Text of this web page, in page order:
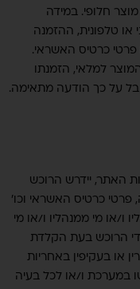
חלופי. במידה
טלפונית, ההזמנה
פרטי כרטיס האשראי.
למלאי, הזמנתו
על כך הודעה מתאימה.
האתר, יידרש הרוכש
פרטי כרטיס האשראי וכו'
ו/או מי ממנהליו ו/או מי
הרוכש בעת הקלדת
או בעקיפין באחריות
במערכת ו/או לכל בעיה